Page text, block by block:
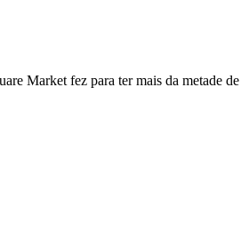
Market fez para ter mais da metade de